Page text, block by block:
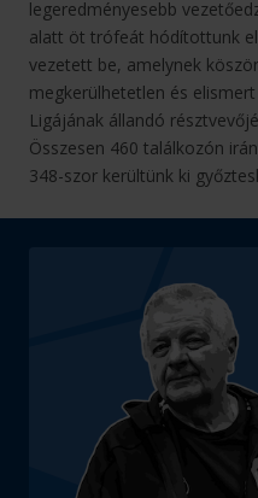
legeredményesebb
alatt öt trófeát hódítottunk
vezetett be, amelynek
megkerülhetetlen és
Ligájának állandó
Összesen 460 találkozón
348-szor kerültünk ki